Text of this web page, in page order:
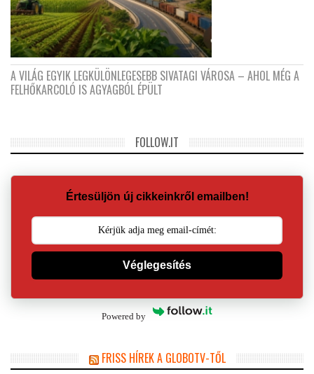
A VILÁG EGYIK LEGKÜLÖNLEGESEBB SIVATAGI VÁROSA – AHOL MÉG A
FELHŐKARCOLÓ IS AGYAGBÓL ÉPÜLT
FOLLOW.IT
Értesüljön új cikkeinkről emailben!
Véglegesítés
Powered by
FRISS HÍREK A GLOBOTV-TŐL